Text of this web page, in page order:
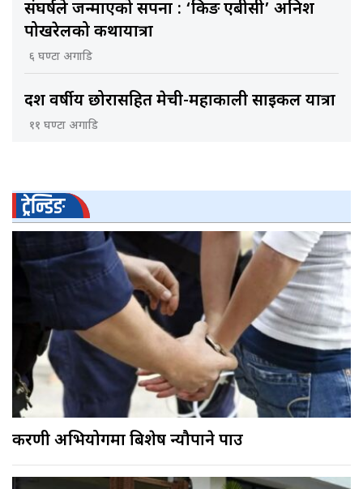
संघर्षले जन्माएको सपना : ‘किङ एबीसी’ अनिश
पोखरेलको कथायात्रा
६ घण्टा अगाडि
दश वर्षीय छोरासहित मेची-महाकाली साइकल यात्रा
११ घण्टा अगाडि
ट्रेन्डिङ
करणी अभियोगमा बिशेष न्यौपाने पक्राउ